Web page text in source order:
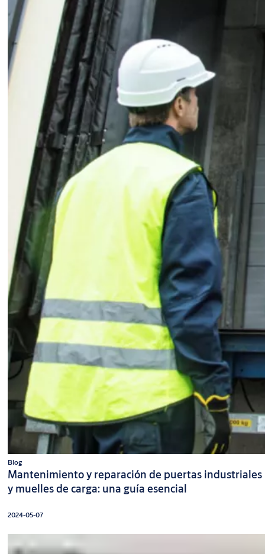
Blog
Mantenimiento y reparación de puertas industriales
y muelles de carga: una guía esencial
2024-05-07